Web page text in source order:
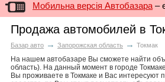
Мобильна версія Автобазара –
Продажа автомобилей в
Базар авто → Запорожская область → Токмак
На нашем автобазаре Вы сможете найти
область). На данный момент в городе
Вы проживаете в Токмаке и Вас